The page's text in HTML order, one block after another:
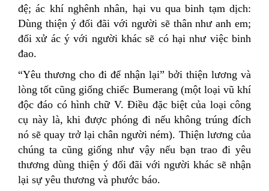
đệ; ác khí nghênh nhân, hại vu qua binh tạm dịch:
Dùng thiện ý đối đãi với người sẽ thân như anh em;
đối xử ác ý với người khác sẽ có hại như việc binh
đao.
“Yêu thương cho đi để nhận lại” bởi thiện lương và
lòng tốt cũng giống chiếc Bumerang (một loại vũ khí
độc đáo có hình chữ V. Điều đặc biệt của loại công
cụ này là, khi được phóng đi nếu không trúng đích
nó sẽ quay trở lại chân người ném). Thiện lương của
chúng ta cũng giống như vậy nếu bạn trao đi yêu
thương dùng thiện ý đối đãi với người khác sẽ nhận
lại sự yêu thương và phước báo.